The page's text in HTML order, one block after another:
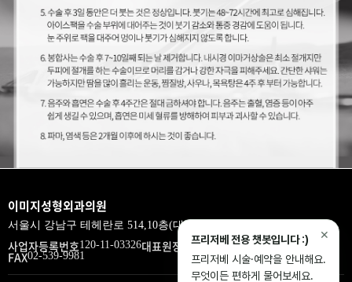
이미지성형외과의원
서울시 강남구 테헤란로 514,10층(대치동,삼흥제2빌딩)
사업자등록번호120-11-03326대표원장 이홍기Tel.02-539-9933
FAX02-539-9981
✕
프리저베 전용 챗봇입니다 :)
프리저베 시술·예약을 안내해요.
무엇이든 편하게 물어보세요.